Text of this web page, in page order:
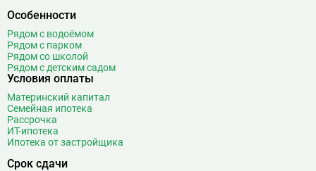
Бульвар Рокоссовского
Бунинская аллея
Бутырская
В Вавиловская
Варшавская
ВДНХ
Верхние Лихоборы
Владыкино
Водный стадион
Особенности
Рядом с водоёмом
Рядом с парком
Рядом со школой
Рядом с детским садом
Условия оплаты
Материнский капитал
Семейная ипотека
Рассрочка
ИТ-ипотека
Ипотека от застройщика
Срок сдачи